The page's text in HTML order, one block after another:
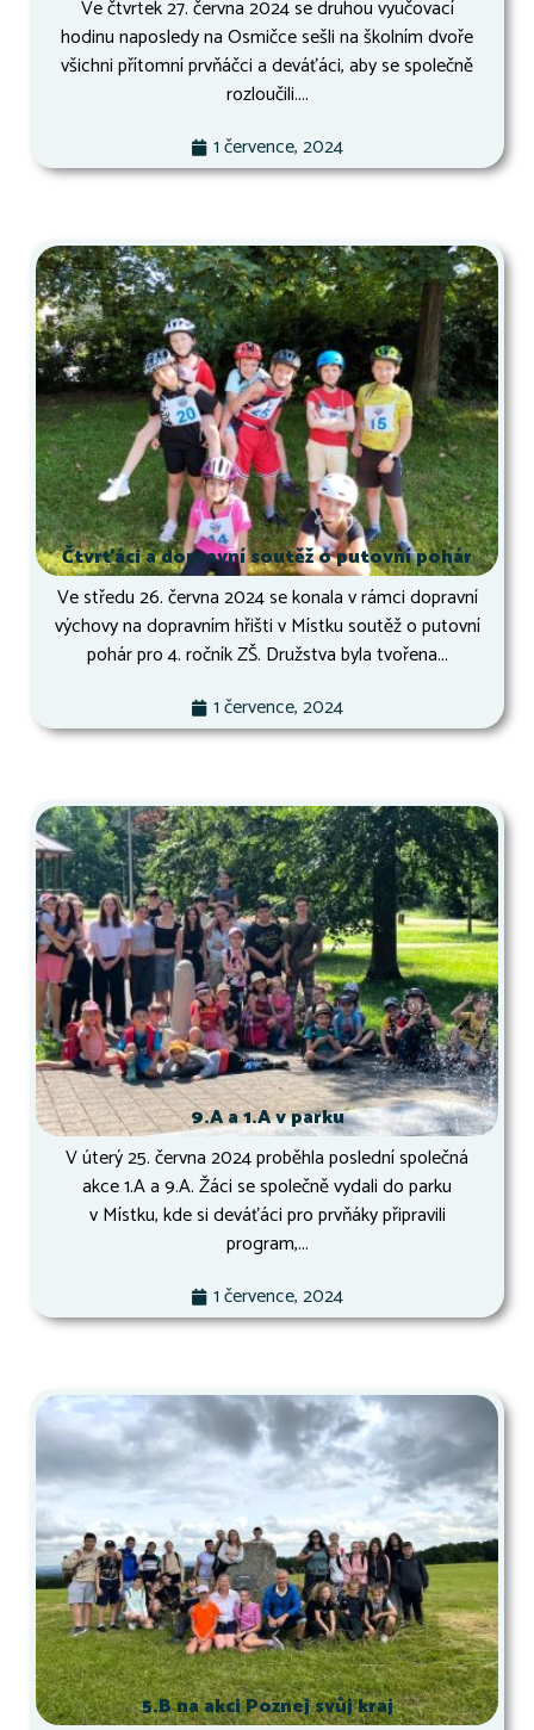
Ve čtvrtek 27. června 2024 se druhou vyučovací
hodinu naposledy na Osmičce sešli na školním dvoře
všichni přítomní prvňáčci a deváťáci, aby se společně
rozloučili....
1 července, 2024
Čtvrťáci a dopravní soutěž o putovní pohár
Ve středu 26. června 2024 se konala v rámci dopravní
výchovy na dopravním hřišti v Místku soutěž o putovní
pohár pro 4. ročník ZŠ. Družstva byla tvořena...
1 července, 2024
9.A a 1.A v parku
V úterý 25. června 2024 proběhla poslední společná
akce 1.A a 9.A. Žáci se společně vydali do parku
v Místku, kde si deváťáci pro prvňáky připravili
program,...
1 července, 2024
5.B na akci Poznej svůj kraj